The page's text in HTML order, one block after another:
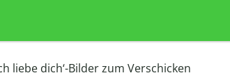
liebe dich‘-Bilder zum Verschicken